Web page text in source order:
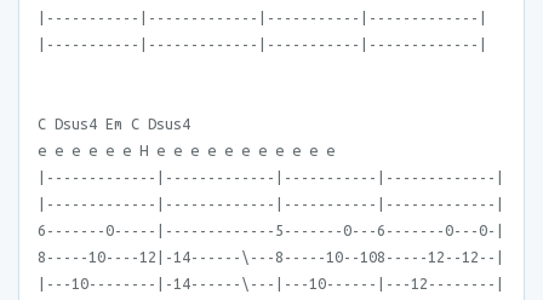
|-----------|-------------|-----------|-------------|
|-----------|-------------|-----------|-------------|
C Dsus4 Em C Dsus4
e e e e e e H e e e e e e e e e e e
|-------------|-------------|-----------|-------------|
|-------------|-------------|-----------|-------------|
6-------0-----|-------------5-------0---6-------0---0-|
8-----10----12|-14------\---8-----10--108-----12--12--|
|---10--------|-14------\---|---10------|---12--------|